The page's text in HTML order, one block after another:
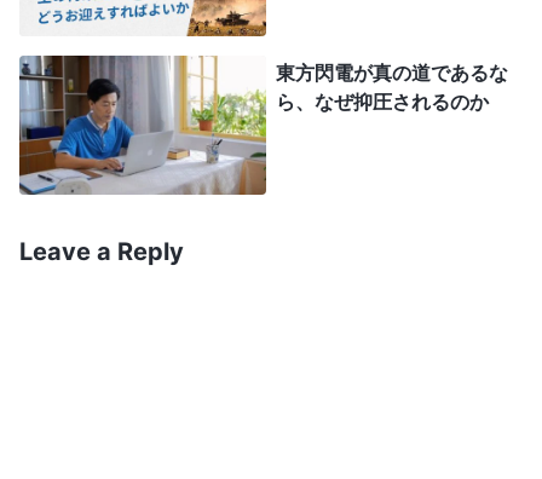
幸せを感じても、心から主を礼拝しているのではな
く、クリスマスを機会として神様の御心を理解した
り認識を得たりしているのではありません。そうで
あれば、主イエス様から認めていただくことはでき
ないのです。事実、主イエス様が正式にその業を始
に、主イエス様は多くの真理を現わされ、多くの要
東方閃電が真の道であるな
ら、なぜ抑圧されるのか
Leave a Reply